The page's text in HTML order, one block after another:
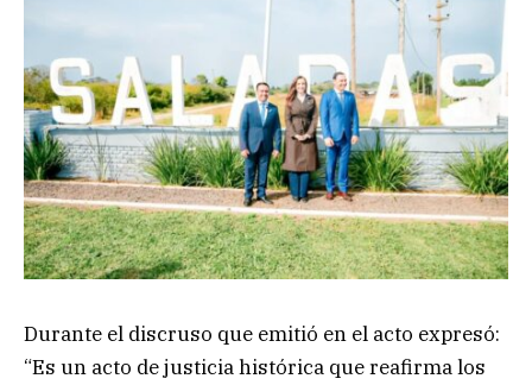
Durante el discruso que emitió en el acto expresó:
“Es un acto de justicia histórica que reafirma los